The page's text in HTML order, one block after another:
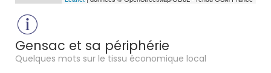
Gensac et sa périphérie
Quelques mots sur le tissu économique local